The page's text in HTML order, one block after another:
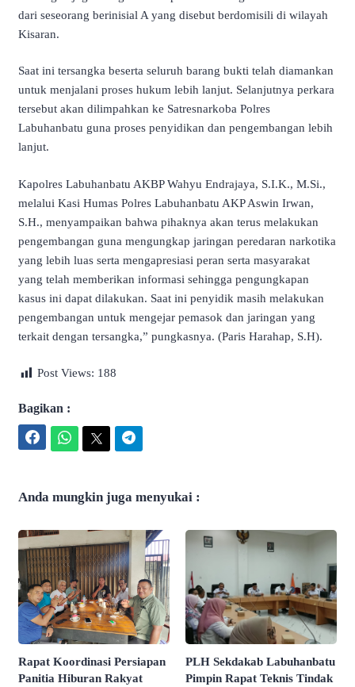
dari seseorang berinisial A yang disebut berdomisili di wilayah
Kisaran.
Saat ini tersangka beserta seluruh barang bukti telah diamankan
untuk menjalani proses hukum lebih lanjut. Selanjutnya perkara
tersebut akan dilimpahkan ke Satresnarkoba Polres
Labuhanbatu guna proses penyidikan dan pengembangan lebih
lanjut.
Kapolres Labuhanbatu AKBP Wahyu Endrajaya, S.I.K., M.Si.,
melalui Kasi Humas Polres Labuhanbatu AKP Aswin Irwan,
S.H., menyampaikan bahwa pihaknya akan terus melakukan
pengembangan guna mengungkap jaringan peredaran narkotika
yang lebih luas serta mengapresiasi peran serta masyarakat
yang telah memberikan informasi sehingga pengungkapan
kasus ini dapat dilakukan. Saat ini penyidik masih melakukan
pengembangan untuk mengejar pemasok dan jaringan yang
terkait dengan tersangka,” pungkasnya. (Paris Harahap, S.H).
Post Views: 188
Bagikan :
Anda mungkin juga menyukai :
Rapat Koordinasi Persiapan
Panitia Hiburan Rakyat
PLH Sekdakab Labuhanbatu
Pimpin Rapat Teknis Tindak